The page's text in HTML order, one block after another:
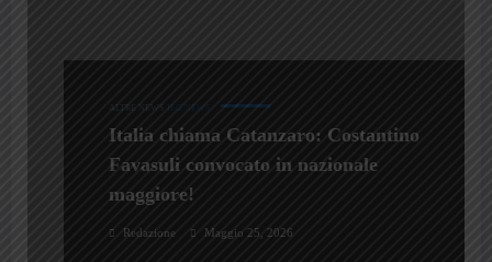
ALTRE NEWS ILG NEWS
Italia chiama Catanzaro: Costantino
Favasuli convocato in nazionale
maggiore!
Redazione Maggio 25, 2026